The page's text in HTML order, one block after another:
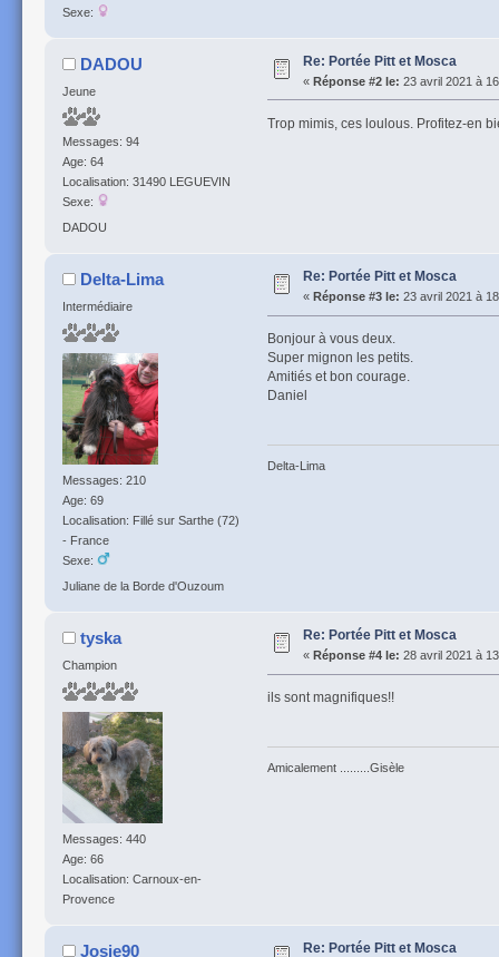
Sexe:
DADOU
Jeune
Messages: 94
Age: 64
Localisation: 31490 LEGUEVIN
Sexe:
DADOU
Re: Portée Pitt et Mosca
« Réponse #2 le: 23 avril 2021 à
Trop mimis, ces loulous. Profitez-en
Delta-Lima
Intermédiaire
Messages: 210
Age: 69
Localisation: Fillé sur Sarthe (72)
- France
Sexe:
Juliane de la Borde d'Ouzoum
Re: Portée Pitt et Mosca
« Réponse #3 le: 23 avril 2021 à
Bonjour à vous deux.
Super mignon les petits.
Amitiés et bon courage.
Daniel
Delta-Lima
tyska
Champion
Messages: 440
Age: 66
Localisation: Carnoux-en-
Provence
Re: Portée Pitt et Mosca
« Réponse #4 le: 28 avril 2021 à
ils sont magnifiques!!
Amicalement .........Gisèle
Josie90 Re: Portée Pitt et Mosca